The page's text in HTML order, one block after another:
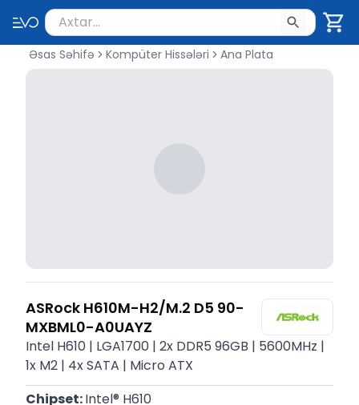
Məhsul axtar
Axtarış üçün ən azı 2 simvol yazın. Göndərmək
Əsas Səhifə Kompüter Hissələri Ana Plata
ASRock H610M-H2/M.2 D5 90-
MXBML0-A0UAYZ
Intel H610 | LGA1700 | 2x DDR5 96GB | 5600MHz |
1x M2 | 4x SATA | Micro ATX
Chipset: Intel® H610